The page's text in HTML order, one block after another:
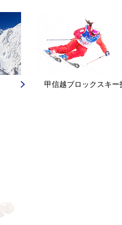
甲信越ブロックスキー